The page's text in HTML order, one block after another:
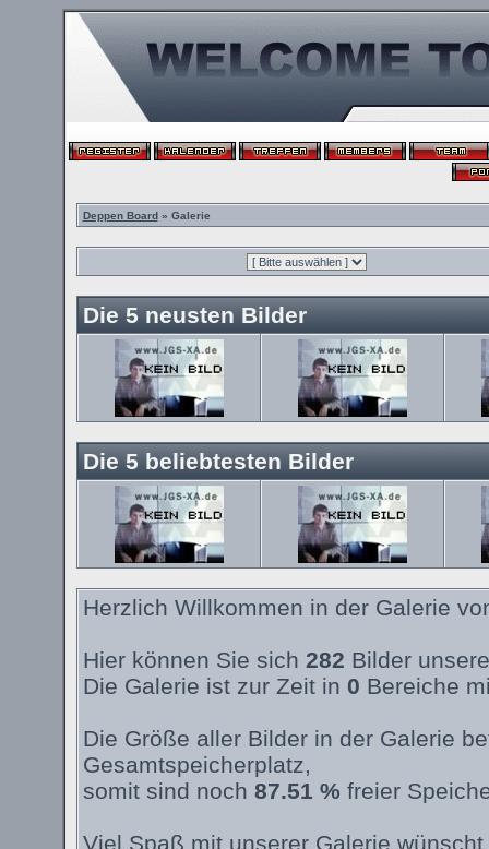
Deppen Board» Galerie
Die 5 neusten Bilder
Die 5 beliebtesten Bilder
Herzlich Willkommen in der Galerie
Hier können Sie sich 282 Bilder
Die Galerie ist zur Zeit in 0 Bereiche
Die Größe aller Bilder in der Galerie
Gesamtspeicherplatz,
somit sind noch 87.51 % freier
Viel Spaß mit unserer Galerie